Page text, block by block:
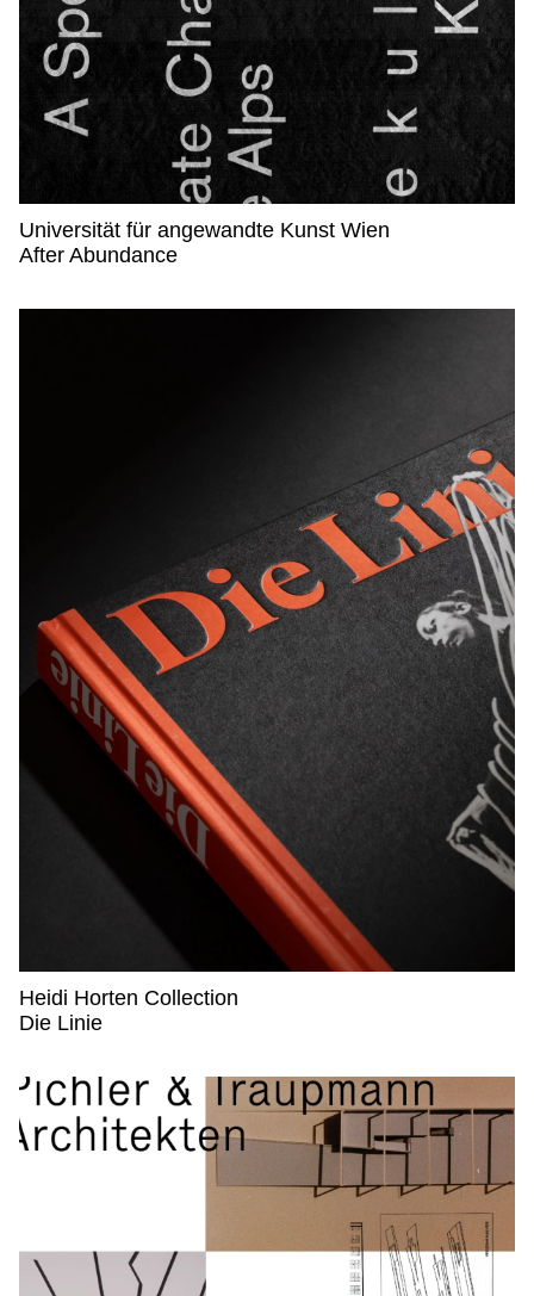
Universität für angewandte Kunst Wien
Universität für angewandte Kunst Wien,
After Abundance
Heidi Horten Collection
Heidi Horten Collection,
Die Linie